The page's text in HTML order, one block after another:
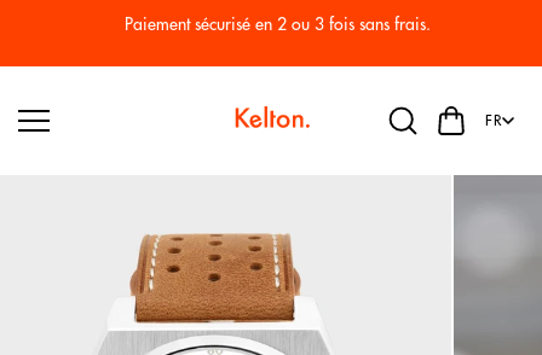
Paiement sécurisé en 2 ou 3 fois sans frais.
FR